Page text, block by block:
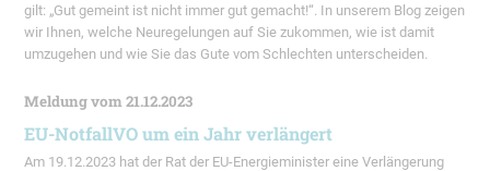
gilt: „Gut gemeint ist nicht immer gut gemacht!“. In unserem Blog zeigen
wir Ihnen, welche Neuregelungen auf Sie zukommen, wie ist damit
umzugehen und wie Sie das Gute vom Schlechten unterscheiden.
Meldung vom 21.12.2023
EU-NotfallVO um ein Jahr verlängert
Am 19.12.2023 hat der Rat der EU-Energieminister eine Verlängerung